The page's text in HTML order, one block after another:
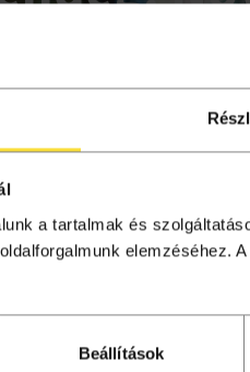
a tartalmak és
elemzéséhez.
Beállítások
lezárult. Kattintsidea
KÖVESS MINKET!